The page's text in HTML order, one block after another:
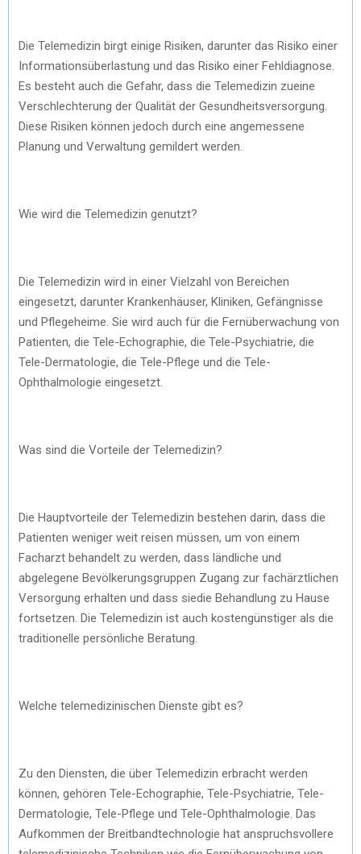
Die Telemedizin birgt einige Risiken, darunter das Risiko einer
Informationsüberlastung und das Risiko einer Fehldiagnose.
Es besteht auch die Gefahr, dass die Telemedizin zueine
Verschlechterung der Qualität der Gesundheitsversorgung.
Diese Risiken können jedoch durch eine angemessene
Planung und Verwaltung gemildert werden.
Wie wird die Telemedizin genutzt?
Die Telemedizin wird in einer Vielzahl von Bereichen
eingesetzt, darunter Krankenhäuser, Kliniken, Gefängnisse
und Pflegeheime. Sie wird auch für die Fernüberwachung von
Patienten, die Tele-Echographie, die Tele-Psychiatrie, die
Tele-Dermatologie, die Tele-Pflege und die Tele-
Ophthalmologie eingesetzt.
Was sind die Vorteile der Telemedizin?
Die Hauptvorteile der Telemedizin bestehen darin, dass die
Patienten weniger weit reisen müssen, um von einem
Facharzt behandelt zu werden, dass ländliche und
abgelegene Bevölkerungsgruppen Zugang zur fachärztlichen
Versorgung erhalten und dass siedie Behandlung zu Hause
fortsetzen. Die Telemedizin ist auch kostengünstiger als die
traditionelle persönliche Beratung.
Welche telemedizinischen Dienste gibt es?
Zu den Diensten, die über Telemedizin erbracht werden
können, gehören Tele-Echographie, Tele-Psychiatrie, Tele-
Dermatologie, Tele-Pflege und Tele-Ophthalmologie. Das
Aufkommen der Breitbandtechnologie hat anspruchsvollere